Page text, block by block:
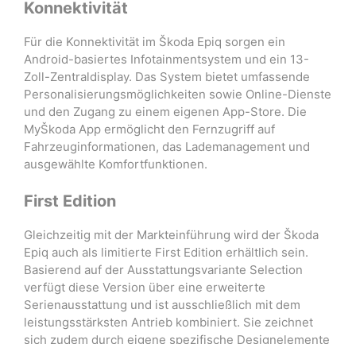
Konnektivität
Für die Konnektivität im Škoda Epiq sorgen ein
Android-basiertes Infotainmentsystem und ein 13-
Zoll-Zentraldisplay. Das System bietet umfassende
Personalisierungsmöglichkeiten sowie Online-Dienste
und den Zugang zu einem eigenen App-Store. Die
MyŠkoda App ermöglicht den Fernzugriff auf
Fahrzeuginformationen, das Lademanagement und
ausgewählte Komfortfunktionen.
First Edition
Gleichzeitig mit der Markteinführung wird der Škoda
Epiq auch als limitierte First Edition erhältlich sein.
Basierend auf der Ausstattungsvariante Selection
verfügt diese Version über eine erweiterte
Serienausstattung und ist ausschließlich mit dem
leistungsstärksten Antrieb kombiniert. Sie zeichnet
sich zudem durch eigene spezifische Designelemente